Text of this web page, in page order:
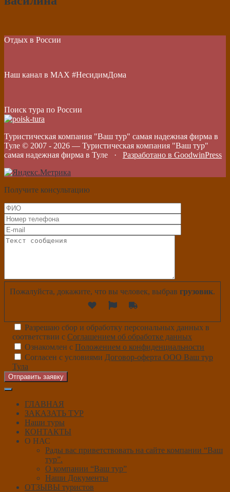
Отдых в России
Наш канал в МАХ #НесидимДома
Поиск тура по России
Туристическая компания "Ваш тур" самая надежная фирма в
Туле © 2007 - 2026 — Туристическая компания "Ваш тур"
самая надежная фирма в Туле · Разработано в GoodwinPress
Получите консультацию
Пожалуйста, докажите, что вы человек, выбрав грузовик.
Разрешаю сбор и обработку персональных данных в
соответствии с Соглашением об обработке данных
Ознакомлен с Положением о конфиденциальности
Согласен с условиями Договор-оферта ООО Ваш тур
Тула
Отправить заявку
ГЛАВНАЯ
ЗАКАЗАТЬ ТУР
Наши туры
КОНТАКТЫ
О НАС
Рады вас приветствовать на сайте компании “Ваш
тур”.
О компании “Ваш тур”
Наши Документы
ОТЗЫВЫ туристов